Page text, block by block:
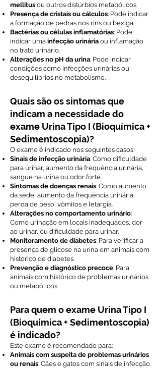
mellitus ou outros distúrbios metabólicos.
Presença de cristais ou cálculos: Pode indicar
a formação de pedras nos rins ou bexiga.
Bactérias ou células inflamatórias: Pode
indicar uma infecção urinária ou inflamação
no trato urinário.
Alterações no pH da urina: Pode indicar
condições como infecções urinárias ou
desequilíbrios no metabolismo.
Quais são os sintomas que
indicam a necessidade do
exame Urina Tipo I (Bioquímica +
Sedimentoscopia)?
O exame é indicado nos seguintes casos:
Sinais de infecção urinária: Como dificuldade
para urinar, aumento da frequência urinária,
sangue na urina ou odor forte.
Sintomas de doenças renais: Como aumento
da sede, aumento da frequência urinária,
perda de peso, vômitos e letargia.
Alterações no comportamento urinário:
Como urinação em locais inadequados, dor
ao urinar, ou dificuldade para urinar.
Monitoramento de diabetes: Para verificar a
presença de glicose na urina em animais com
histórico de diabetes.
Prevenção e diagnóstico precoce: Para
animais com histórico de problemas urinários
ou metabólicos.
Para quem o exame Urina Tipo I
(Bioquímica + Sedimentoscopia)
é indicado?
Este exame é recomendado para:
Animais com suspeita de problemas urinários
ou renais: Cães e gatos com sinais de infecção